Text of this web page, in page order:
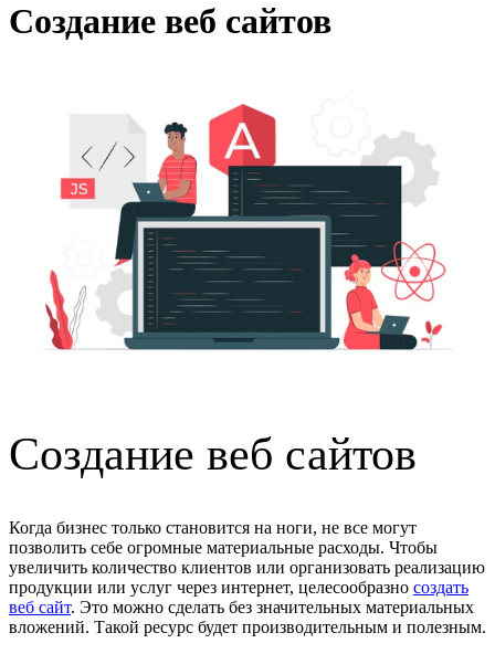
Создание веб сайтов
Cоздание веб сайтов
Когда бизнес только становится на ноги, не все могут
позволить себе огромные материальные расходы. Чтобы
увеличить количество клиентов или организовать реализацию
продукции или услуг через интернет, целесообразно создать
веб сайт. Это можно сделать без значительных материальных
вложений. Такой ресурс будет производительным и полезным.